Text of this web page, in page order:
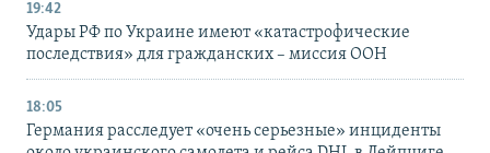
19:42
Удары РФ по Украине имеют «катастрофические
последствия» для гражданских – миссия ООН
18:05
Германия расследует «очень серьезные» инциденты